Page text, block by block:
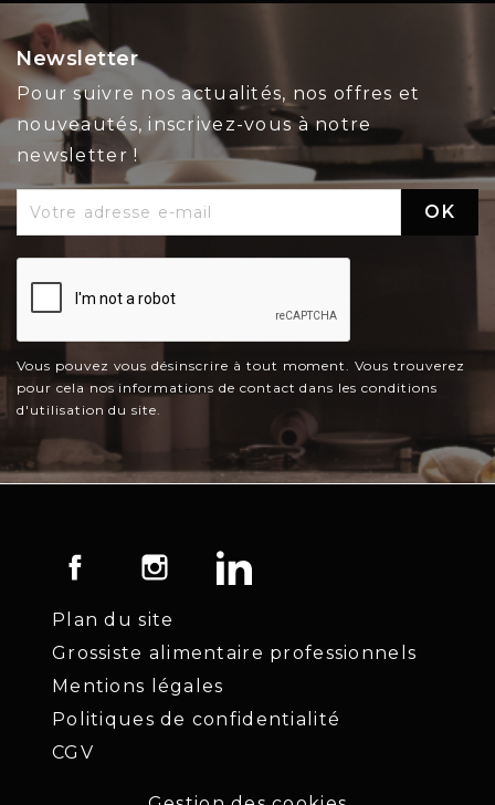
Newsletter
Pour suivre nos actualités, nos offres et
nouveautés, inscrivez-vous à notre
newsletter !
Vous pouvez vous désinscrire à tout moment. Vous trouverez
pour cela nos informations de contact dans les conditions
d'utilisation du site.
Facebook Instagram
Plan du site
Grossiste alimentaire professionnels
Mentions légales
Politiques de confidentialité
CGV